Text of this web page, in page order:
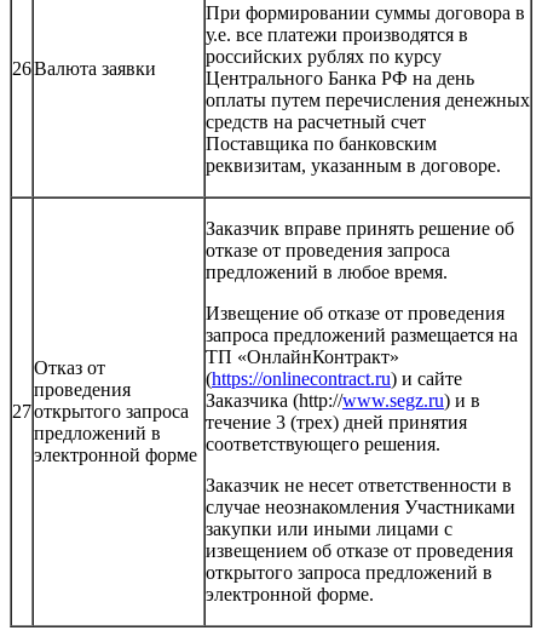
26Валюта заявки
При формировании суммы договора в
у.е. все платежи производятся в
российских рублях по курсу
Центрального Банка РФ на день
оплаты путем перечисления денежных
средств на расчетный счет
Поставщика по банковским
реквизитам, указанным в договоре.
27
Отказ от
проведения
открытого запроса
предложений в
электронной форме
Заказчик вправе принять решение об
отказе от проведения запроса
предложений в любое время.
Извещение об отказе от проведения
запроса предложений размещается на
ТП «ОнлайнКонтракт»
(https://onlinecontract.ru) и сайте
Заказчика (http://www.segz.ru) и в
течение 3 (трех) дней принятия
соответствующего решения.
Заказчик не несет ответственности в
случае неознакомления Участниками
закупки или иными лицами с
извещением об отказе от проведения
открытого запроса предложений в
электронной форме.